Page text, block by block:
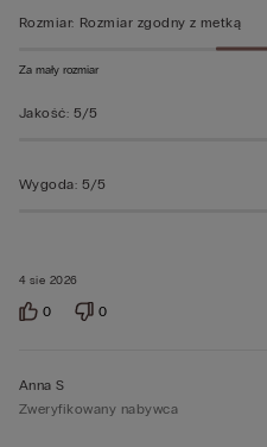
4 sie 2026
Rozmiar: Rozmiar zgodny z metką
Za mały rozmiar
Jakość: 5/5
Wygoda: 5/5
0 0
Anna S
Zweryfikowany nabywca